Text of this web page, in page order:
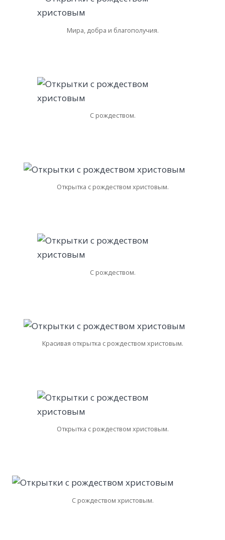
Мира, добра и благополучия.
С рождеством.
Открытка с рождеством христовым.
С рождеством.
Красивая открытка с рождеством христовым.
Открытка с рождеством христовым.
С рождеством христовым.